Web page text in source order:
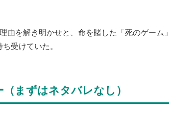
由を解き明かせと、命を賭した「死のゲーム
受けていた。
まずはネタバレなし）